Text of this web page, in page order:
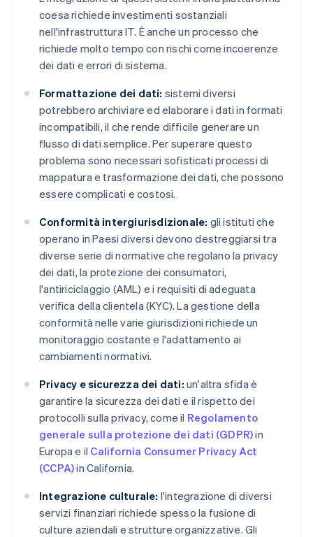
coesa richiede investimenti sostanziali
nell'infrastruttura IT. È anche un processo che
richiede molto tempo con rischi come incoerenze
dei dati e errori di sistema.
Formattazione dei dati: sistemi diversi
potrebbero archiviare ed elaborare i dati in formati
incompatibili, il che rende difficile generare un
flusso di dati semplice. Per superare questo
problema sono necessari sofisticati processi di
mappatura e trasformazione dei dati, che possono
essere complicati e costosi.
Conformità intergiurisdizionale: gli istituti che
operano in Paesi diversi devono destreggiarsi tra
diverse serie di normative che regolano la privacy
dei dati, la protezione dei consumatori,
l'antiriciclaggio (AML) e i requisiti di adeguata
verifica della clientela (KYC). La gestione della
conformità nelle varie giurisdizioni richiede un
monitoraggio costante e l'adattamento ai
cambiamenti normativi.
Privacy e sicurezza dei dati: un'altra sfida è
garantire la sicurezza dei dati e il rispetto dei
protocolli sulla privacy, come il Regolamento
generale sulla protezione dei dati (GDPR)in
Europa e il California Consumer Privacy Act
(CCPA)in California.
Integrazione culturale: l'integrazione di diversi
servizi finanziari richiede spesso la fusione di
culture aziendali e strutture organizzative. Gli